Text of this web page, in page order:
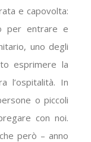
e capovolta:
per entrare e
uno degli
esprimere la
l’ospitalità. In
o piccoli
con noi.
però – anno